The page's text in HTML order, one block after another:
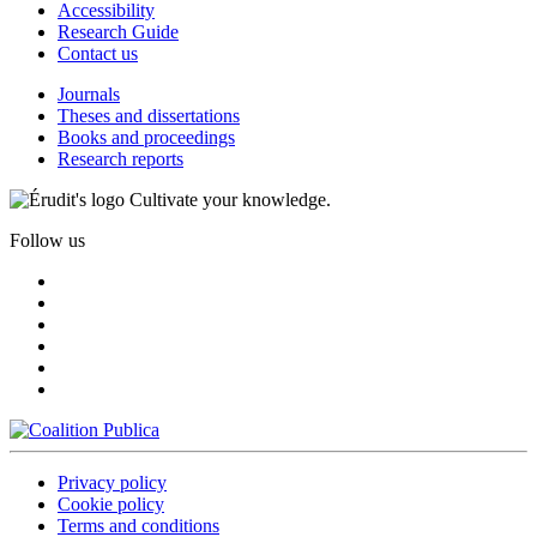
Accessibility
Research Guide
Contact us
Journals
Theses and dissertations
Books and proceedings
Research reports
Cultivate your knowledge.
Follow us
Privacy policy
Cookie policy
Terms and conditions